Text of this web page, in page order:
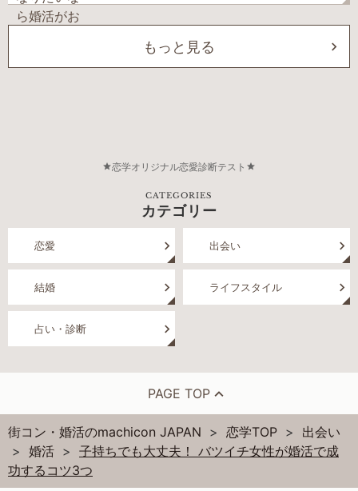
もっと見る
恋学オリジナル恋愛診断テスト
CATEGORIES
カテゴリー
恋愛 出会い
結婚 ライフスタイル
占い・診断
PAGE TOP
街コン・婚活のmachicon JAPAN 恋学TOP
出会い
婚活
子持ちでも大丈夫！ バツイチ女性が婚活で成
功するコツ3つ